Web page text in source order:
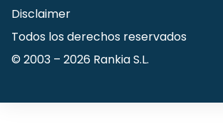
Disclaimer
Todos los derechos reservados
© 2003 – 2026 Rankia S.L.